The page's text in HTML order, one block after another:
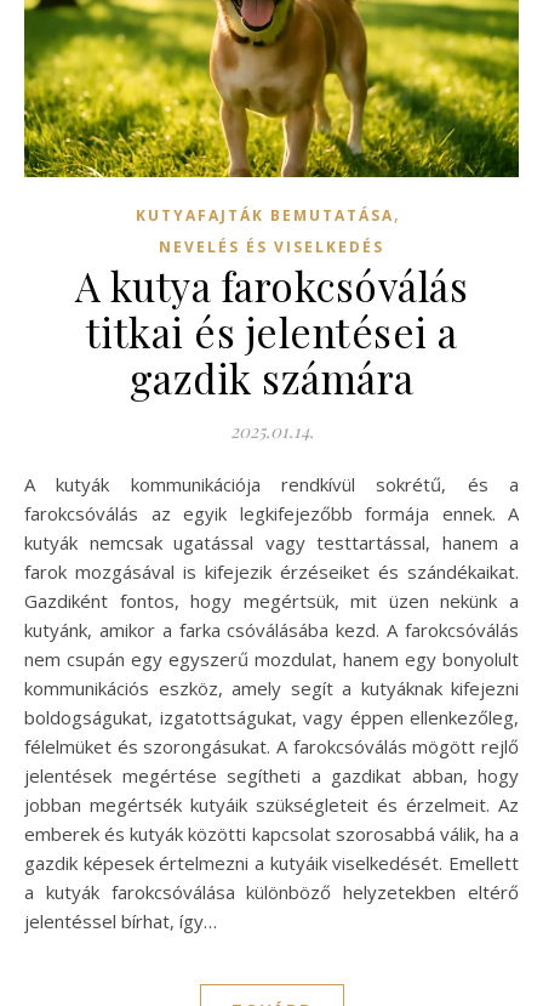
KUTYAFAJTÁK BEMUTATÁSA,
NEVELÉS ÉS VISELKEDÉS
A kutya farokcsóválás
titkai és jelentései a
gazdik számára
2025.01.14.
A kutyák kommunikációja rendkívül sokrétű, és a
farokcsóválás az egyik legkifejezőbb formája ennek. A
kutyák nemcsak ugatással vagy testtartással, hanem a
farok mozgásával is kifejezik érzéseiket és szándékaikat.
Gazdiként fontos, hogy megértsük, mit üzen nekünk a
kutyánk, amikor a farka csóválásába kezd. A farokcsóválás
nem csupán egy egyszerű mozdulat, hanem egy bonyolult
kommunikációs eszköz, amely segít a kutyáknak kifejezni
boldogságukat, izgatottságukat, vagy éppen ellenkezőleg,
félelmüket és szorongásukat. A farokcsóválás mögött rejlő
jelentések megértése segítheti a gazdikat abban, hogy
jobban megértsék kutyáik szükségleteit és érzelmeit. Az
emberek és kutyák közötti kapcsolat szorosabbá válik, ha a
gazdik képesek értelmezni a kutyáik viselkedését. Emellett
a kutyák farokcsóválása különböző helyzetekben eltérő
jelentéssel bírhat, így…